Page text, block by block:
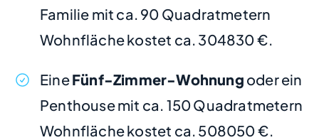
Familie mit ca. 90 Quadratmetern
Wohnfläche kostet ca. 304830 €.
EineFünf-Zimmer-Wohnung oder ein
Penthouse mit ca. 150 Quadratmetern
Wohnfläche kostet ca. 508050 €.